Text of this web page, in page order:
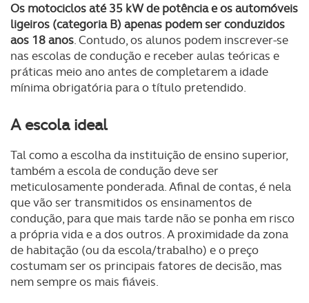
Os motociclos até 35 kW de potência e os automóveis
ligeiros (categoria B) apenas podem ser conduzidos
aos 18 anos. Contudo, os alunos podem inscrever-se
nas escolas de condução e receber aulas teóricas e
práticas meio ano antes de completarem a idade
mínima obrigatória para o título pretendido.
A escola ideal
Tal como a escolha da instituição de ensino superior,
também a escola de condução deve ser
meticulosamente ponderada. Afinal de contas, é nela
que vão ser transmitidos os ensinamentos de
condução, para que mais tarde não se ponha em risco
a própria vida e a dos outros. A proximidade da zona
de habitação (ou da escola/trabalho) e o preço
costumam ser os principais fatores de decisão, mas
nem sempre os mais fiáveis.